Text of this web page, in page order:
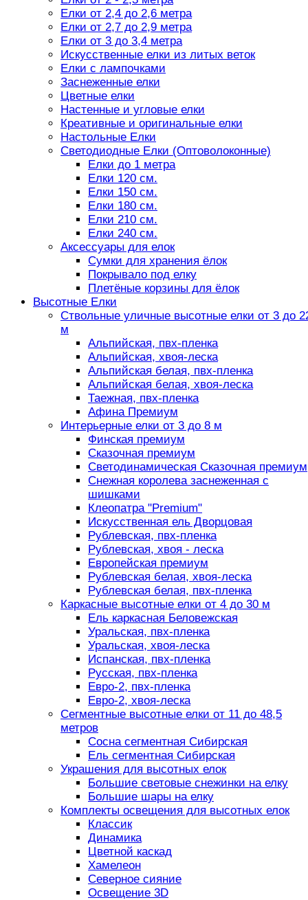
Елки от 2,4 до 2,6 метра
Елки от 2,7 до 2,9 метра
Елки от 3 до 3,4 метра
Искусственные елки из литых веток
Елки с лампочками
Заснеженные елки
Цветные елки
Настенные и угловые елки
Креативные и оригинальные елки
Настольные Елки
Светодиодные Елки (Оптоволоконные)
Елки до 1 метра
Елки 120 см.
Елки 150 см.
Елки 180 см.
Елки 210 см.
Елки 240 см.
Аксессуары для елок
Сумки для хранения ёлок
Покрывало под елку
Плетёные корзины для ёлок
Высотные Елки
Ствольные уличные высотные елки от 3 до
м
Альпийская, пвх-пленка
Альпийская, хвоя-леска
Альпийская белая, пвх-пленка
Альпийская белая, хвоя-леска
Таежная, пвх-пленка
Афина Премиум
Интерьерные елки от 3 до 8 м
Финская премиум
Сказочная премиум
Светодинамическая Сказочная премиум
Снежная королева заснеженная с
шишками
Клеопатра "Premium"
Искусственная ель Дворцовая
Рублевская, пвх-пленка
Рублевская, хвоя - леска
Европейская премиум
Рублевская белая, хвоя-леска
Рублевская белая, пвх-пленка
Каркасные высотные елки от 4 до 30 м
Ель каркасная Беловежская
Уральская, пвх-пленка
Уральская, хвоя-леска
Испанская, пвх-пленка
Русская, пвх-пленка
Евро-2, пвх-пленка
Евро-2, хвоя-леска
Сегментные высотные елки от 11 до 48,5
метров
Сосна сегментная Сибирская
Ель сегментная Сибирская
Украшения для высотных елок
Большие световые снежинки на елку
Большие шары на елку
Комплекты освещения для высотных елок
Классик
Динамика
Цветной каскад
Хамелеон
Северное сияние
Освещение 3D